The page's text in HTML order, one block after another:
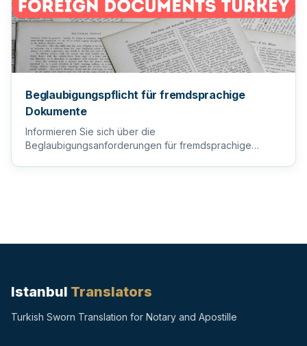
Beglaubigungspflicht für fremdsprachige
Dokumente
Informieren Sie sich über die
Beglaubigungsanforderungen für fremdsprachige
Istanbul Translators
Turkish Sworn Translation for Notary and Apostille